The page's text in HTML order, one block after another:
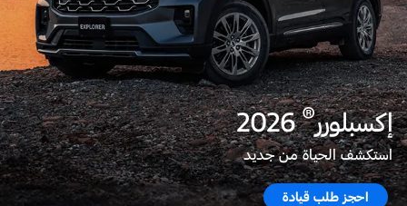
إكسبلورر®
2026
استكشف الحياة من جديد
احجز طلب قيادة